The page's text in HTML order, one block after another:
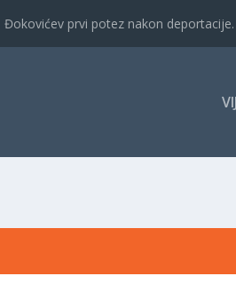
Đokovićev prvi potez nakon deportacije.